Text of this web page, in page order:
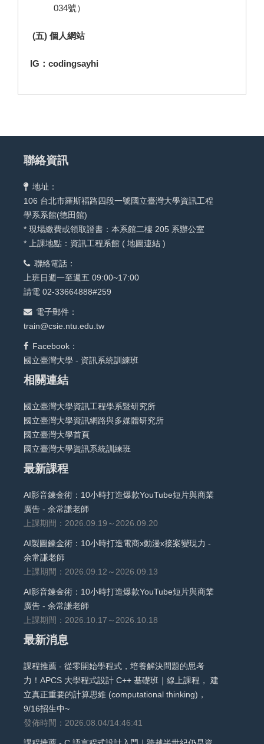
034號）
(五) 個人網站
IG：codingsayhi
聯絡資訊
地址：
106 台北市羅斯福路四段一號國立臺灣大學資訊工程
學系系館(德田館)
* 現場繳費或領取證書：本系館二樓 205 系辦公室
* 上課地點：資訊工程系館 ( 地圖連結 )
聯絡電話：
上班日週一至週五 09:00~17:00
請電 02-33664888#259
電子郵件：
train@csie.ntu.edu.tw
Facebook：
國立臺灣大學 - 資訊系統訓練班
相關連結
國立臺灣大學資訊工程學系暨研究所
國立臺灣大學資訊網路與多媒體研究所
國立臺灣大學首頁
國立臺灣大學資訊系統訓練班
最新課程
AI影音鍊金術：10小時打造爆款YouTube短片與商業
廣告 - 余常謙老師
上課期間：2026.09.19～2026.09.20
AI製圖鍊金術：10小時打造電商x動漫x接案變現力 -
余常謙老師
上課期間：2026.09.12～2026.09.13
AI影音鍊金術：10小時打造爆款YouTube短片與商業
廣告 - 余常謙老師
上課期間：2026.10.17～2026.10.18
最新消息
課程推薦 - 從零開始學程式，培養解決問題的思考
力！APCS 大學程式設計 C++ 基礎班｜線上課程， 建
立真正重要的計算思維 (computational thinking)，
9/16招生中~
發佈時間：2026.08.04/14:46:41